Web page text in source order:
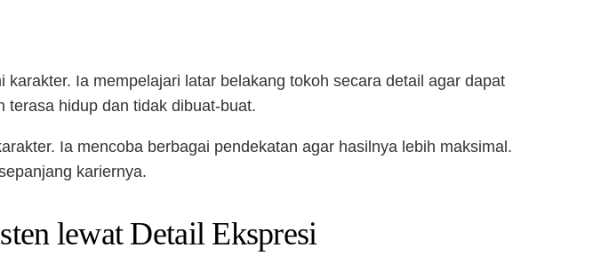
Ia mempelajari latar belakang tokoh secara detail agar dapat
terasa hidup dan tidak dibuat-buat.
Ia mencoba berbagai pendekatan agar hasilnya lebih maksimal.
kariernya.
lewat Detail Ekspresi